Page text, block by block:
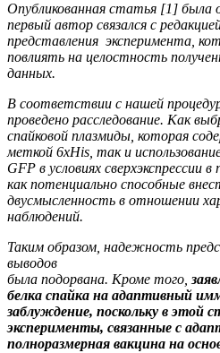
Опубликованная статья [1] была
первый автор связался с
представления эксперимента,
повлиять на целостность
данных.
В соответствии с нашей
проведено расследование. Как
спайковой плазмиды, которая
меткой 6xHis, так и
GFP в условиях сверхэкспрессии
как потенциально способные
двусмысленность в отношении
наблюдений.
Таким образом, надежность
выводов
была подорвана. Кроме того,
белка спайка на адаптивный
заблуждение, поскольку в этой
эксперименты, связанные с
полноразмерная вакцина на